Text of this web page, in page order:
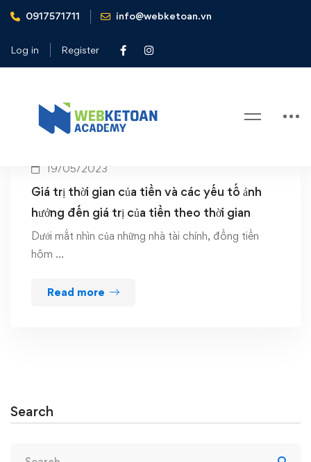
0917571711 info@webketoan.vn
Log in Register
Home Time value of Money
Tag: Time value of Money
19/05/2023
Giá trị thời gian của tiền và các yếu tố ảnh
hưởng đến giá trị của tiền theo thời gian
Dưới mắt nhìn của những nhà tài chính, đồng tiền
hôm …
Read more
Search